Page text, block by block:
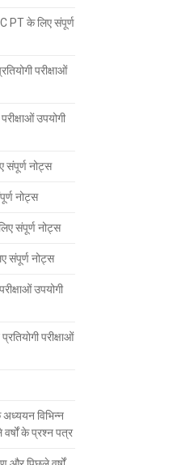
PT के लिए संपूर्ण
परीक्षाओं
उपयोगी
संपूर्ण नोट्स
नोट्स
संपूर्ण नोट्स
संपूर्ण नोट्स
उपयोगी
परीक्षाओं
विभिन्न
वर्षों के प्रश्न पत्र